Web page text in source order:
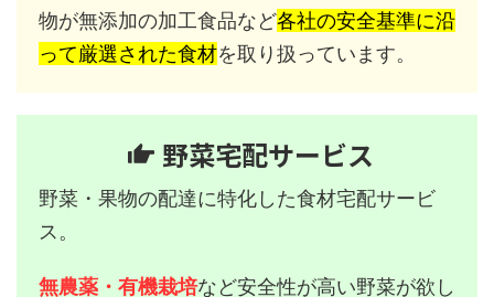
物が無添加の加工食品など各社の安全基準に沿
って厳選された食材を取り扱っています。
野菜宅配サービス
野菜・果物の配達に特化した食材宅配サービ
ス。
無農薬・有機栽培など安全性が高い野菜が欲し